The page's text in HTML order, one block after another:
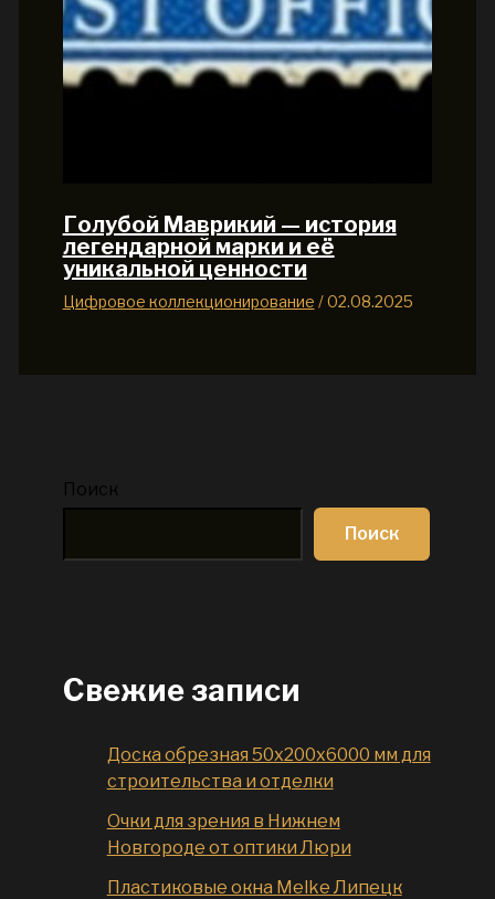
Голубой Маврикий — история
легендарной марки и её
уникальной ценности
Цифровое коллекционирование /02.08.2025
Поиск
Поиск
Свежие записи
Доска обрезная 50x200x6000 мм для
строительства и отделки
Очки для зрения в Нижнем
Новгороде от оптики Люри
Пластиковые окна Melke Липецк